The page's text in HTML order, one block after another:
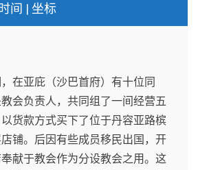
间 | 坐标
在亚庇（沙巴首府）有十位同
会负责人，共同组了一间经营五
货款方式买下了位于丹容亚路槟
铺。后因有些成员移民出国，开
献于教会作为分设教会之用。这